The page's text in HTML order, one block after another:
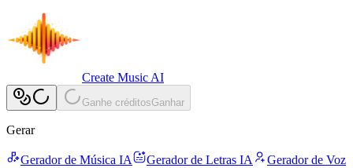
Create Music AI
Ganhe créditosGanhar
Gerar
Gerador de Música IA Gerador de Letras IA
Gerador de Voz